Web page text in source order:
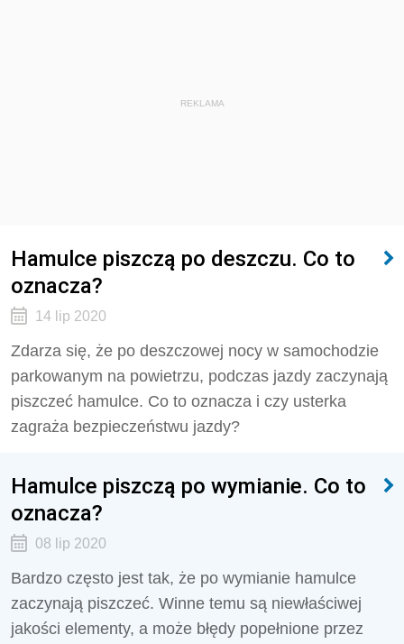
REKLAMA
Hamulce piszczą po deszczu. Co to
oznacza?
14 lip 2020
Zdarza się, że po deszczowej nocy w samochodzie
parkowanym na powietrzu, podczas jazdy zaczynają
piszczeć hamulce. Co to oznacza i czy usterka
zagraża bezpieczeństwu jazdy?
Hamulce piszczą po wymianie. Co to
oznacza?
08 lip 2020
Bardzo często jest tak, że po wymianie hamulce
zaczynają piszczeć. Winne temu są niewłaściwej
jakości elementy, a może błędy popełnione przez